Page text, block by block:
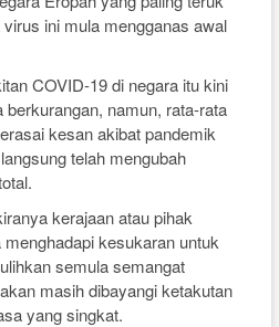
ini mula mengganas awal
COVID-19 di negara itu kini
namun, rata-rata
kesan akibat pandemik
telah mengubah
kerajaan atau pihak
kesukaran untuk
semula semangat
masih dibayangi ketakutan
yang singkat.